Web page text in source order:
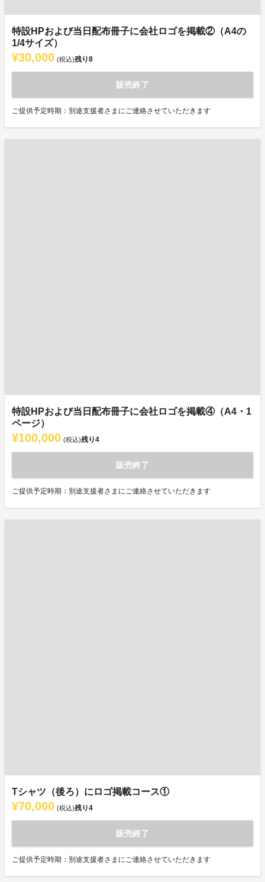
特設HPおよび当日配布冊子に会社ロゴを掲載②（A4の
1/4サイズ）
¥30,000 (税込)残り8
販売終了
ご提供予定時期：別途支援者さまにご連絡させていただきます
特設HPおよび当日配布冊子に会社ロゴを掲載④（A4・1
ページ）
¥100,000 (税込)残り4
販売終了
ご提供予定時期：別途支援者さまにご連絡させていただきます
Tシャツ（後ろ）にロゴ掲載コース①
¥70,000 (税込)残り4
販売終了
ご提供予定時期：別途支援者さまにご連絡させていただきます